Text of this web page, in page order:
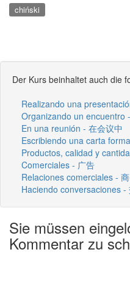
chiński
Der Kurs beinhaltet auch die
Realizando una
Organizando un encuentro
En una reunión - 在会议中
Escribiendo una carta
Productos, calidad y
Comerciales - 广告
Relaciones comerciales -
Haciendo conversaciones -
Sie müssen
Kommentar zu